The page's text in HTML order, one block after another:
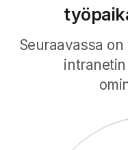
Seuraavassa